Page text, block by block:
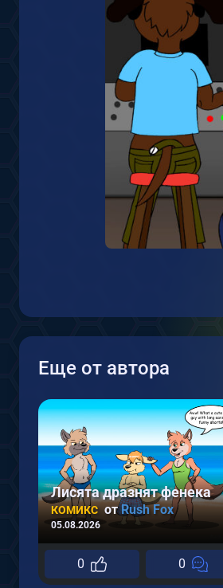
Еще от автора
Лисята дразнят фенека
КОМИКС отRush Fox
05.08.2026
0 0